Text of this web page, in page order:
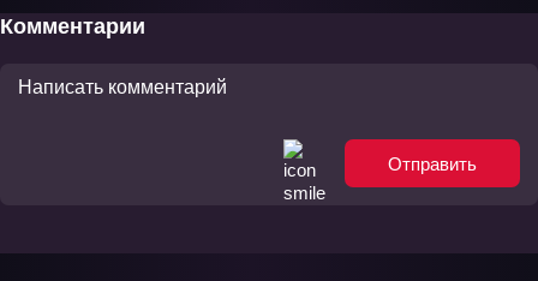
Комментарии
Отправить